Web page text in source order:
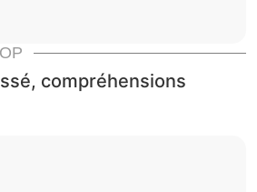
compréhensions